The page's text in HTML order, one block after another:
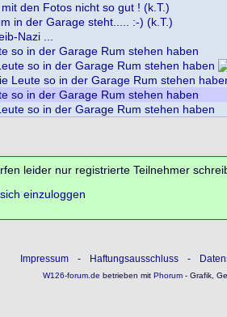
mit den Fotos nicht so gut ! (k.T.)
in der Garage steht..... :-) (k.T.)
Nazi ...
so in der Garage Rum stehen haben
so in der Garage Rum stehen haben
Leute so in der Garage Rum stehen
so in der Garage Rum stehen haben
so in der Garage Rum stehen haben
leider nur registrierte Teilnehmer
einzuloggen
Impressum - Haftungsausschluss -
W126-forum.de betrieben mitPhorum- Grafik,